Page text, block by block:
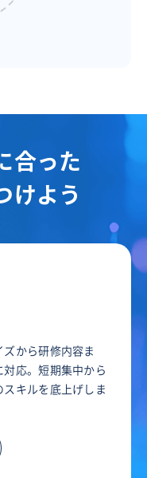
合った
けよう
から研修内容ま
応。短期集中から
キルを底上げしま